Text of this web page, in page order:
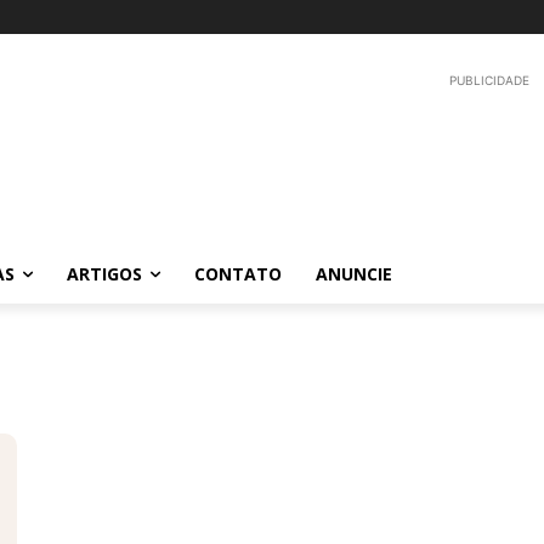
PUBLICIDADE
ARTIGOS CONTATO ANUNCIE